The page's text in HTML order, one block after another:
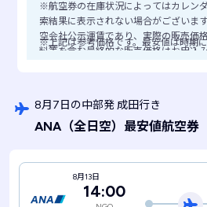
※航空券の在庫状況によってはカレン
索結果に表示されない場合がございま
空会社公示運賃であり、実際の販売価
料等を含む最終的な販売価格はお申込
※上記は参考価格です。最安値は時期
8月7日の中部発 成田行き
ANA（全日空） 最安値航空券
8月13日
14:00